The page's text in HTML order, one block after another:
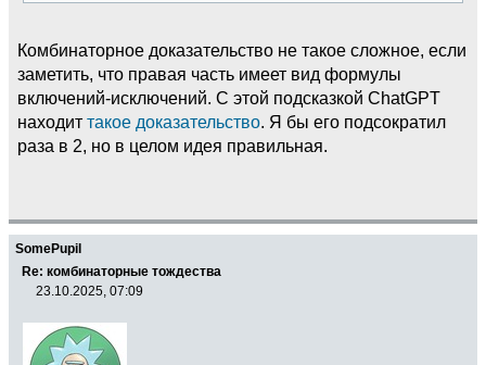
Комбинаторное доказательство не такое сложное, если
заметить, что правая часть имеет вид формулы
включений-исключений. С этой подсказкой ChatGPT
находит такое доказательство . Я бы его подсократил
раза в 2, но в целом идея правильная.
SomePupil
Re: комбинаторные тождества
23.10.2025, 07:09